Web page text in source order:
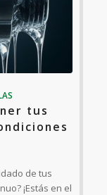
tus
de tus
¡Estás en el